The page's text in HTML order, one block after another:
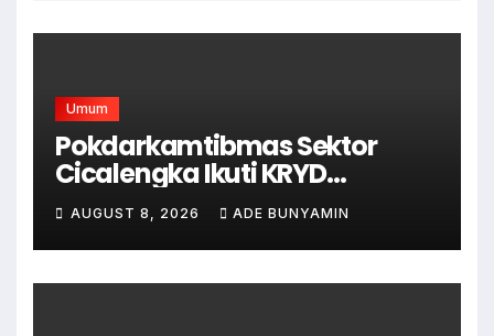
Umum
Pokdarkamtibmas Sektor
Cicalengka Ikuti KRYD
Gabungan Bersama TNI-Polri,
Satpol PP dan Linmas, Demi
Terciptanya Keamana Dan
Ketertiban
AUGUST 8, 2026 ADE BUNYAMIN